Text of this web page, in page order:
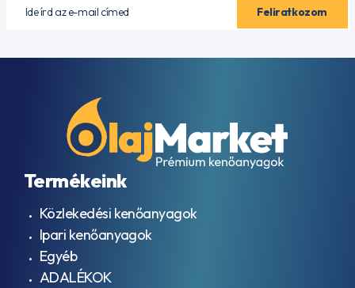
Termékeink
Közlekedési kenőanyagok
Ipari kenőanyagok
Egyéb
ADALÉKOK